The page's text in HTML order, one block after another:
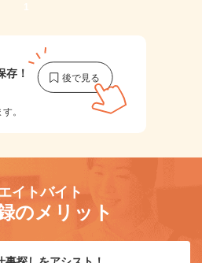
1
存！
。
イトバイト
のメリット